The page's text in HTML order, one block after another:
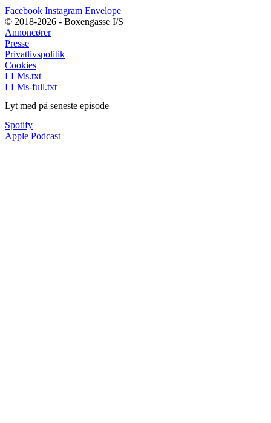
Facebook Instagram Envelope
© 2018-2026 - Boxengasse I/S
Annoncører
Presse
Privatlivspolitik
Cookies
LLMs.txt
LLMs-full.txt
Lyt med på seneste episode
Spotify
Apple Podcast